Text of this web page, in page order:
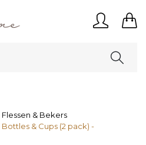
Flessen & Bekers
& Cups (2 pack) -